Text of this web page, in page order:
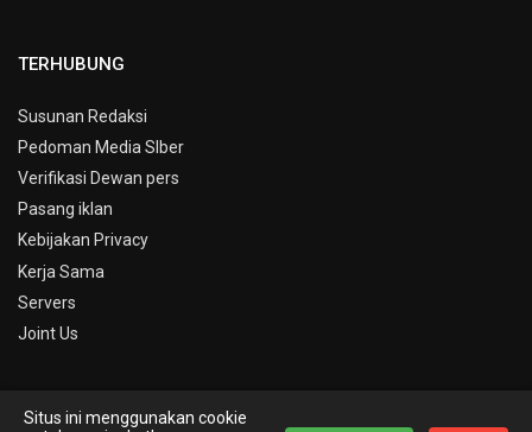
TERHUBUNG
Susunan Redaksi
Pedoman Media SIber
Verifikasi Dewan pers
Pasang iklan
Kebijakan Privacy
Kerja Sama
Servers
Joint Us
Situs ini menggunakan cookie